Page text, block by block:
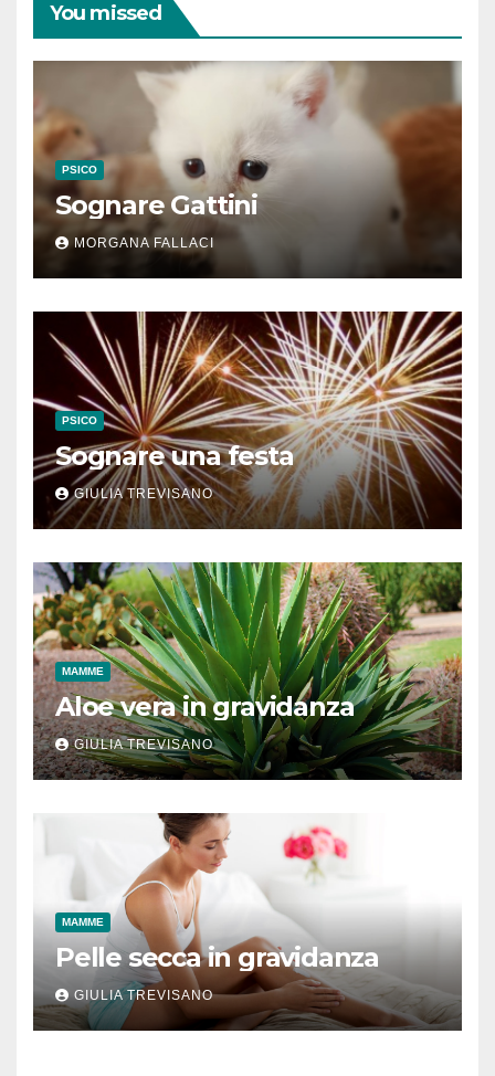
You missed
PSICO
Sognare Gattini
MORGANA FALLACI
PSICO
Sognare una festa
GIULIA TREVISANO
MAMME
Aloe vera in gravidanza
GIULIA TREVISANO
MAMME
Pelle secca in gravidanza
GIULIA TREVISANO